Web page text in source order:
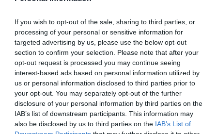
If you wish to opt-out of the sale, sharing to third parties, or
processing of your personal or sensitive information for
targeted advertising by us, please use the below opt-out
section to confirm your selection. Please note that after your
opt-out request is processed you may continue seeing
interest-based ads based on personal information utilized by
us or personal information disclosed to third parties prior to
your opt-out. You may separately opt-out of the further
disclosure of your personal information by third parties on the
IAB’s list of downstream participants. This information may
also be disclosed by us to third parties on the IAB’s List of
Υ.Σ:….Ο Μιχάλης Ιγνατίου ήταν από εκείνους που